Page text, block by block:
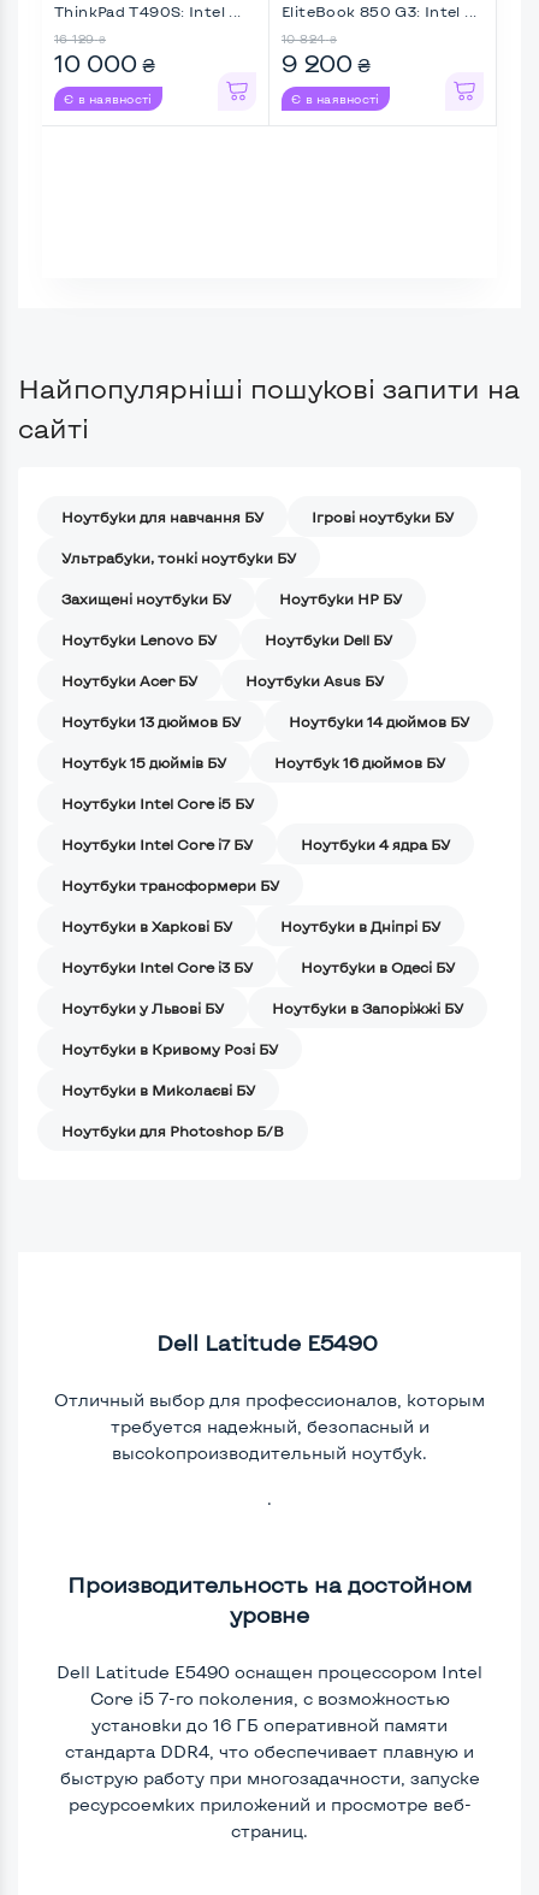
ThinkPad T490S: Intel ...
16 129 ₴
10 000 ₴
Є в наявності
EliteBook 850 G3: Intel ...
10 824 ₴
9 200 ₴
Є в наявності
Найпопулярніші пошукові запити на
сайті
Ноутбуки для навчання БУ Iгрові ноутбуки БУ
Ультрабуки, тонкі ноутбуки БУ
Захищені ноутбуки БУ Ноутбуки HP БУ
Ноутбуки Lenovo БУ Ноутбуки Dell БУ
Ноутбуки Acer БУ Ноутбуки Asus БУ
Ноутбуки 13 дюймов БУ Ноутбуки 14 дюймов БУ
Ноутбук 15 дюймів БУ Ноутбук 16 дюймов БУ
Ноутбуки Intel Core i5 БУ
Ноутбуки Intel Core i7 БУ Ноутбуки 4 ядра БУ
Ноутбуки трансформери БУ
Ноутбуки в Харкові БУ Ноутбуки в Дніпрі БУ
Ноутбуки Intel Core i3 БУ Ноутбуки в Одесі БУ
Ноутбуки у Львові БУ Ноутбуки в Запоріжжі БУ
Ноутбуки в Кривому Розі БУ
Ноутбуки в Миколаєві БУ
Ноутбуки для Photoshop Б/В
Dell Latitude E5490
Отличный выбор для профессионалов, которым
требуется надежный, безопасный и
высокопроизводительный ноутбук.
.
Производительность на достойном
уровне
Dell Latitude E5490 оснащен процессором Intel
Core i5 7-го поколения, с возможностью
установки до 16 ГБ оперативной памяти
стандарта DDR4, что обеспечивает плавную и
быструю работу при многозадачности, запуске
ресурсоемких приложений и просмотре веб-
страниц.